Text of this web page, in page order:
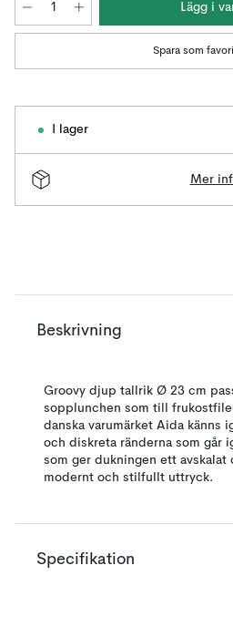
Lägg i
Spara som
I lager
Mer
Beskrivning
Groovy djup tallrik Ø 23 cm
sopplunchen som till
danska varumärket Aida känns
och diskreta ränderna som går
som ger dukningen ett avskalat
modernt och stilfullt uttryck.
Specifikation